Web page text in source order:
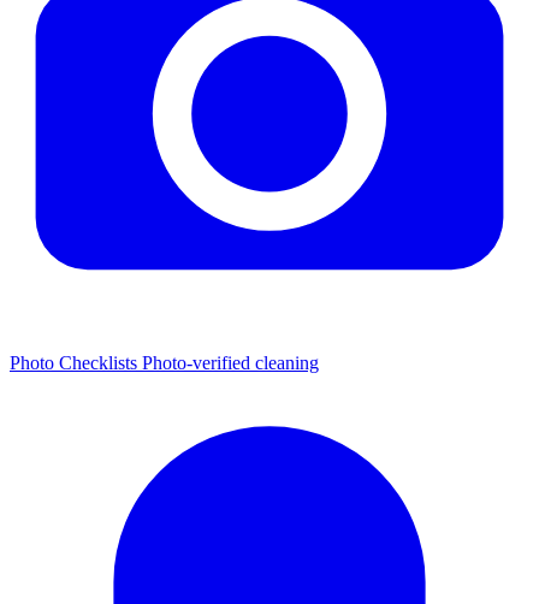
Photo Checklists Photo-verified cleaning